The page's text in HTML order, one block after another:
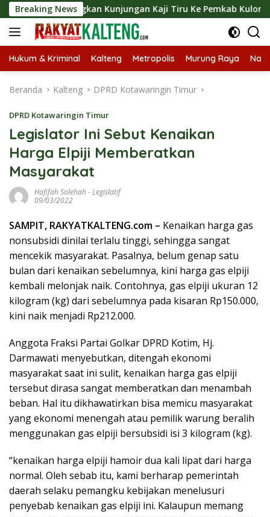
Langsung
ke
konten
Breaking NewsKunjungan Kaji Tiru Ke Pemkab Kulon Progo
Hukum & Kriminal Kalteng Metropolis Murung Raya
Beranda Kalteng DPRD Kotawaringin Timur
DPRD Kotawaringin Timur
Legislator Ini Sebut Kenaikan
Harga Elpiji Memberatkan
Masyarakat
Hafifah Solehah -Legislatif
09/03/2022
SAMPIT, RAKYATKALTENG.com – Kenaikan harga gas
nonsubsidi dinilai terlalu tinggi, sehingga sangat
mencekik masyarakat. Pasalnya, belum genap satu
bulan dari kenaikan sebelumnya, kini harga gas elpiji
kembali melonjak naik. Contohnya, gas elpiji ukuran 12
kilogram (kg) dari sebelumnya pada kisaran Rp150.000,
kini naik menjadi Rp212.000.
Anggota Fraksi Partai Golkar DPRD Kotim, Hj.
Darmawati menyebutkan, ditengah ekonomi
masyarakat saat ini sulit, kenaikan harga gas elpiji
tersebut dirasa sangat memberatkan dan menambah
beban. Hal itu dikhawatirkan bisa memicu masyarakat
yang ekonomi menengah atau pemilik warung beralih
menggunakan gas elpiji bersubsidi isi 3 kilogram (kg).
“kenaikan harga elpiji hamoir dua kali lipat dari harga
normal. Oleh sebab itu, kami berharap pemerintah
daerah selaku pemangku kebijakan menelusuri
penyebab kenaikan gas elpiji ini. Kalaupun memang